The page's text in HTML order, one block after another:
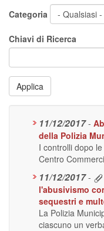
Categoria
Chiavi di Ricerca
Applica
11/12/2017 -
della Polizia
I controlli dopo
Centro
11/12/2017 -
l'abusivismo
sequestri e
La Polizia
ciascuno un